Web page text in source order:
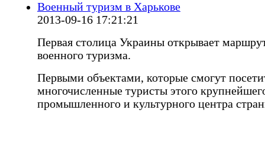
Военный туризм в Харькове
2013-09-16 17:21:21
Первая столица Украины открывает
военного туризма.
Первыми объектами, которые смогут
многочисленные туристы этого
промышленного и культурного центра